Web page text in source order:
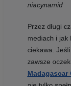
niacynamid
Przez długi
mediach i jak
ciekawa.
zawsze
Madagascar